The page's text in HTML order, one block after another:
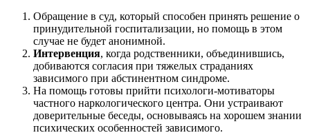
Обращение в суд, который способен принять решение о
принудительной госпитализации, но помощь в этом
случае не будет анонимной.
Интервенция, когда родственники, объединившись,
добиваются согласия при тяжелых страданиях
зависимого при абстинентном синдроме.
На помощь готовы прийти психологи-мотиваторы
частного наркологического центра. Они устраивают
доверительные беседы, основываясь на хорошем знании
психических особенностей зависимого.